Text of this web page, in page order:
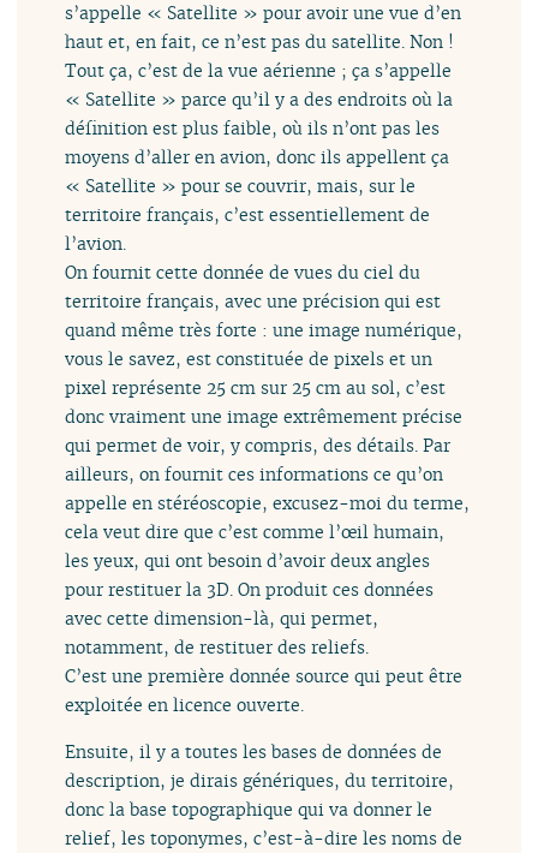
s’appelle « Satellite » pour avoir une vue d’en
haut et, en fait, ce n’est pas du satellite. Non !
Tout ça, c’est de la vue aérienne ; ça s’appelle
« Satellite » parce qu’il y a des endroits où la
définition est plus faible, où ils n’ont pas les
moyens d’aller en avion, donc ils appellent ça
« Satellite » pour se couvrir, mais, sur le
territoire français, c’est essentiellement de
l’avion.
On fournit cette donnée de vues du ciel du
territoire français, avec une précision qui est
quand même très forte : une image numérique,
vous le savez, est constituée de pixels et un
pixel représente 25 cm sur 25 cm au sol, c’est
donc vraiment une image extrêmement précise
qui permet de voir, y compris, des détails. Par
ailleurs, on fournit ces informations ce qu’on
appelle en stéréoscopie, excusez-moi du terme,
cela veut dire que c’est comme l’œil humain,
les yeux, qui ont besoin d’avoir deux angles
pour restituer la 3D. On produit ces données
avec cette dimension-là, qui permet,
notamment, de restituer des reliefs.
C’est une première donnée source qui peut être
exploitée en licence ouverte.
Ensuite, il y a toutes les bases de données de
description, je dirais génériques, du territoire,
donc la base topographique qui va donner le
relief, les toponymes, c’est-à-dire les noms de